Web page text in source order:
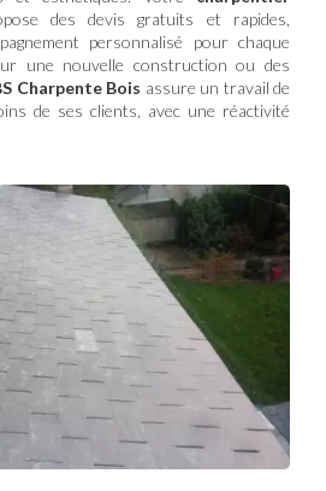
des devis gratuits et rapides,
personnalisé pour chaque
une nouvelle construction ou des
Charpente Bois assure un travail de
de ses clients, avec une réactivité